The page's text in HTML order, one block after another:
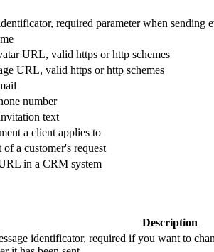
required parameter when sending
URL, valid https or http schemes
URL, valid https or http schemes
number
text
a client applies to
of a customer's request
in a CRM system
Description
identificator, required if you want to